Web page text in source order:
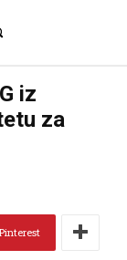
iz
za
Pinterest